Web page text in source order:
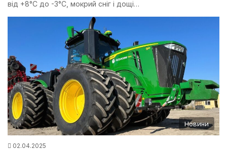
від +8°С до -3°С, мокрий сніг і дощі…
Новини
02.04.2025